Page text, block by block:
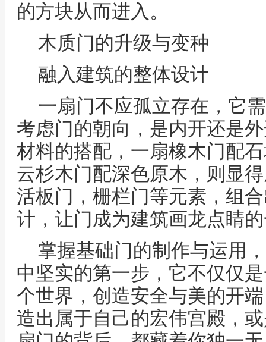
的方块从而进入。
木质门的升级与变种
融入建筑的整体设计
一扇门不应孤立存在，它
考虑门的朝向，是内开还是
材料的搭配，一扇橡木门配
云杉木门配深色原木，则显
活板门，栅栏门等元素，组
计，让门成为建筑画龙点睛
掌握基础门的制作与运用
中坚实的第一步，它不仅仅
个世界，创造安全与美的开
造出属于自己的宏伟宫殿，